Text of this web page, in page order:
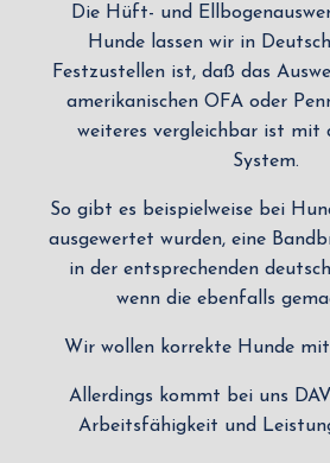
Die Hüft- und
Hunde lassen wir in
Festzustellen ist, daß das
amerikanischen OFA oder
weiteres vergleichbar ist mit
System.
So gibt es beispielweise bei
ausgewertet wurden, eine
in der entsprechenden
wenn die ebenfalls
Wir wollen korrekte Hunde
Allerdings kommt bei uns
Arbeitsfähigkeit und